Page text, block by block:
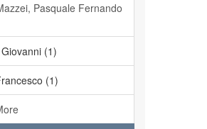
Pasquale Fernando
(1)
(1)